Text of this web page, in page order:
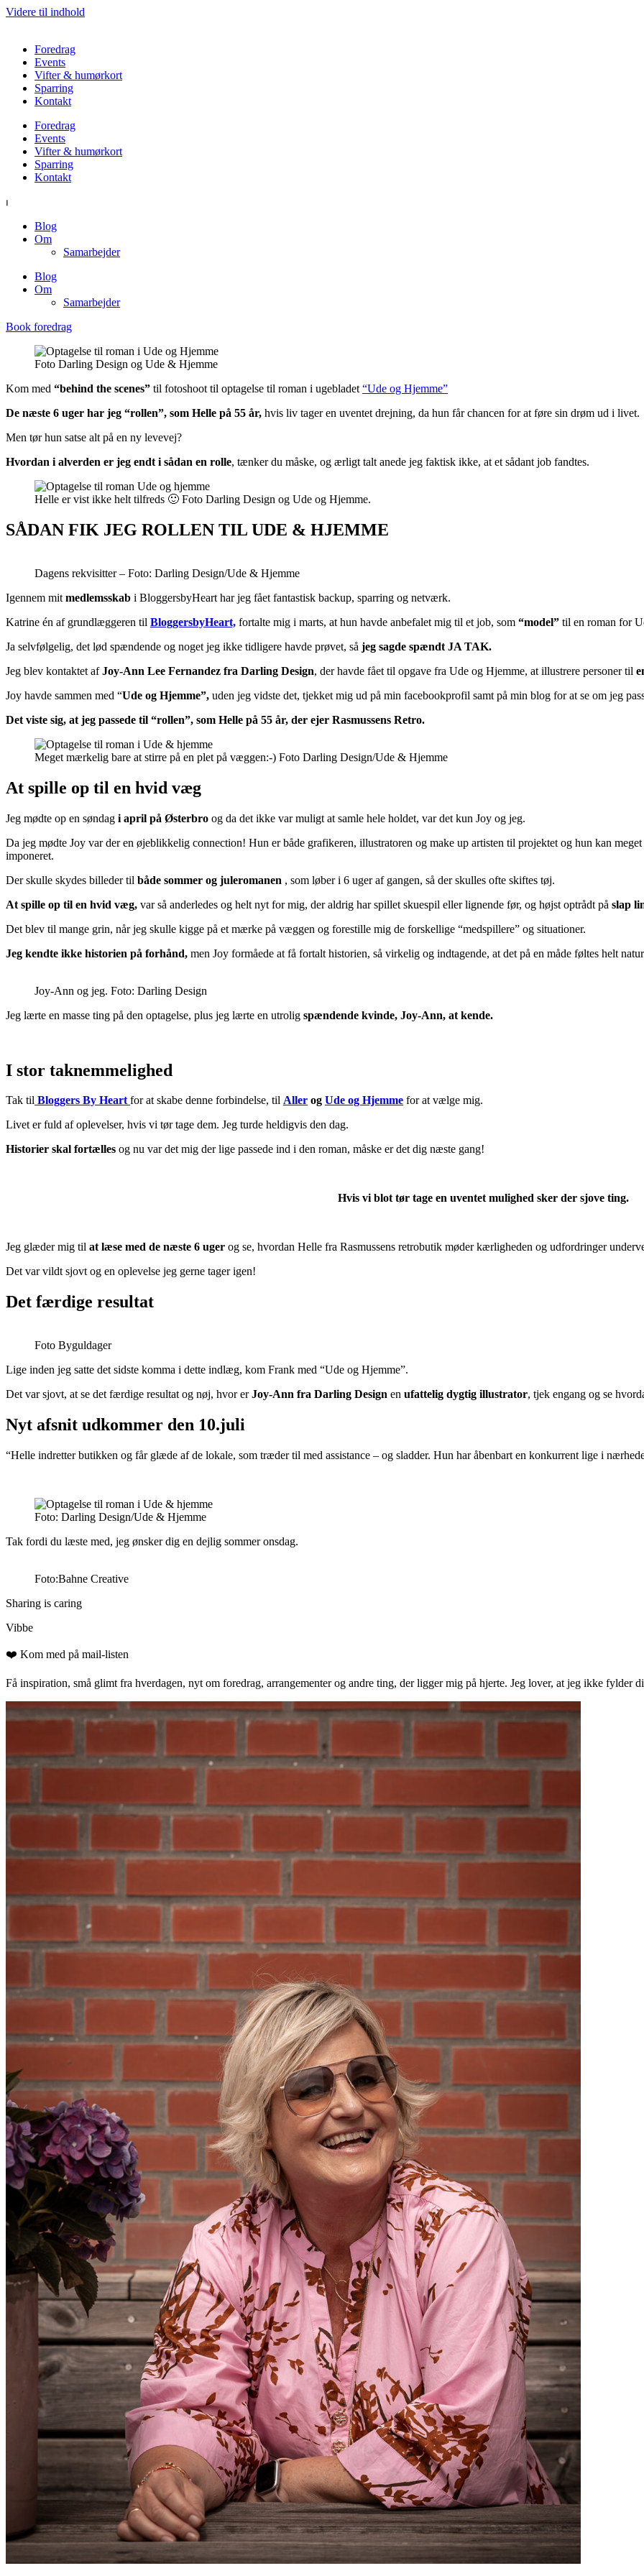
Videre til indhold
Foredrag
Events
Vifter & humørkort
Sparring
Kontakt
Foredrag
Events
Vifter & humørkort
Sparring
Kontakt
⏐
Blog
Om
Samarbejder
Blog
Om
Samarbejder
Book foredrag
Foto Darling Design og Ude & Hjemme
Kom med “behind the scenes” til fotoshoot til optagelse til roman i ugebladet “Ude og Hjemme”
De næste 6 uger har jeg “rollen”, som Helle på 55 år, hvis liv tager en uventet drejning, da hun får chancen for at føre sin drøm ud i livet.
Men tør hun satse alt på en ny levevej?
Hvordan i alverden er jeg endt i sådan en rolle, tænker du måske, og ærligt talt anede jeg faktisk ikke, at et sådant job fandtes.
Helle er vist ikke helt tilfreds 🙂 Foto Darling Design og Ude og Hjemme.
SÅDAN FIK JEG ROLLEN TIL UDE & HJEMME
Dagens rekvisitter – Foto: Darling Design/Ude & Hjemme
Igennem mit medlemsskab i BloggersbyHeart har jeg fået fantastisk backup, sparring og netværk.
Katrine én af grundlæggeren til BloggersbyHeart, fortalte mig i marts, at hun havde anbefalet mig til et job, som “model” til en roman for
Ja selvfølgelig, det lød spændende og noget jeg ikke tidligere havde prøvet, så jeg sagde spændt JA TAK.
Jeg blev kontaktet afJoy-Ann Lee Fernandez fra Darling Design, der havde fået til opgave fra Ude og Hjemme, at illustrere personer til
Joy havde sammen med “Ude og Hjemme”, uden jeg vidste det, tjekket mig ud på min facebookprofil samt på min blog for at se om jeg
Det viste sig, at jeg passede til “rollen”, som Helle på 55 år, der ejer Rasmussens Retro.
Meget mærkelig bare at stirre på en plet på væggen:-) Foto Darling Design/Ude & Hjemme
At spille op til en hvid væg
Jeg mødte op en søndag i april på Østerbro og da det ikke var muligt at samle hele holdet, var det kun Joy og jeg.
Da jeg mødte Joy var der en øjeblikkelig connection! Hun er både grafikeren, illustratoren og make up artisten til projektet og hun kan
imponeret.
Der skulle skydes billeder til både sommer og juleromanen , som løber i 6 uger af gangen, så der skulles ofte skiftes tøj.
At spille op til en hvid væg, var så anderledes og helt nyt for mig, der aldrig har spillet skuespil eller lignende før, og højst optrådt på slap
Det blev til mange grin, når jeg skulle kigge på et mærke på væggen og forestille mig de forskellige “medspillere” og situationer.
Jeg kendte ikke historien på forhånd, men Joy formåede at få fortalt historien, så virkelig og indtagende, at det på en måde føltes helt
Joy-Ann og jeg. Foto: Darling Design
Jeg lærte en masse ting på den optagelse, plus jeg lærte en utrolig spændende kvinde, Joy-Ann, at kende.
I stor taknemmelighed
Tak til Bloggers By Heart for at skabe denne forbindelse, til Aller og Ude og Hjemme for at vælge mig.
Livet er fuld af oplevelser, hvis vi tør tage dem. Jeg turde heldigvis den dag.
Historier skal fortælles og nu var det mig der lige passede ind i den roman, måske er det dig næste gang!
Hvis vi blot tør tage en uventet mulighed sker der sjove ting.
Jeg glæder mig til at læse med de næste 6 uger og se, hvordan Helle fra Rasmussens retrobutik møder kærligheden og udfordringer
Det var vildt sjovt og en oplevelse jeg gerne tager igen!
Det færdige resultat
Foto Byguldager
Lige inden jeg satte det sidste komma i dette indlæg, kom Frank med “Ude og Hjemme”.
Det var sjovt, at se det færdige resultat og nøj, hvor erJoy-Ann fra Darling Design en ufattelig dygtig illustrator, tjek engang og se
Nyt afsnit udkommer den 10.juli
“Helle indretter butikken og får glæde af de lokale, som træder til med assistance – og sladder. Hun har åbenbart en konkurrent lige i
Foto: Darling Design/Ude & Hjemme
Tak fordi du læste med, jeg ønsker dig en dejlig sommer onsdag.
Foto:Bahne Creative
Sharing is caring
Vibbe
❤️ Kom med på mail-listen
Få inspiration, små glimt fra hverdagen, nyt om foredrag, arrangementer og andre ting, der ligger mig på hjerte. Jeg lover, at jeg ikke fylder